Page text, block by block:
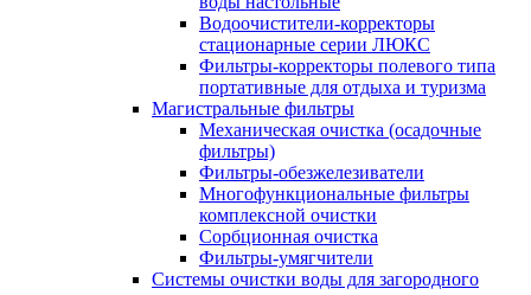
Водоочистители-корректоры
стационарные серии ЛЮКС
Фильтры-корректоры полевого типа
портативные для отдыха и туризма
Магистральные фильтры
Механическая очистка (осадочные
фильтры)
Фильтры-обезжелезиватели
Многофункциональные фильтры
комплексной очистки
Сорбционная очистка
Фильтры-умягчители
Системы очистки воды для загородного